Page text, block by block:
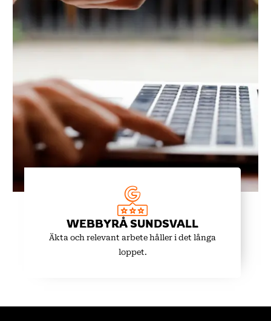
WEBBYRÅ SUNDSVALL
Äkta och relevant arbete håller i det långa
loppet.